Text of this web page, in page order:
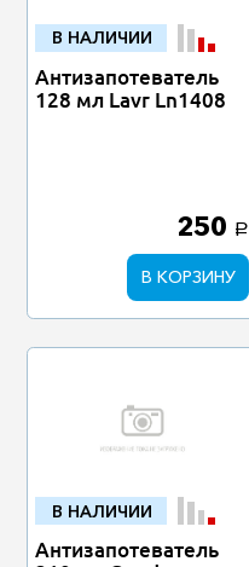
В НАЛИЧИИ
Антизапотеватель
128 мл Lavr Ln1408
250 a
В КОРЗИНУ
В НАЛИЧИИ
Антизапотеватель